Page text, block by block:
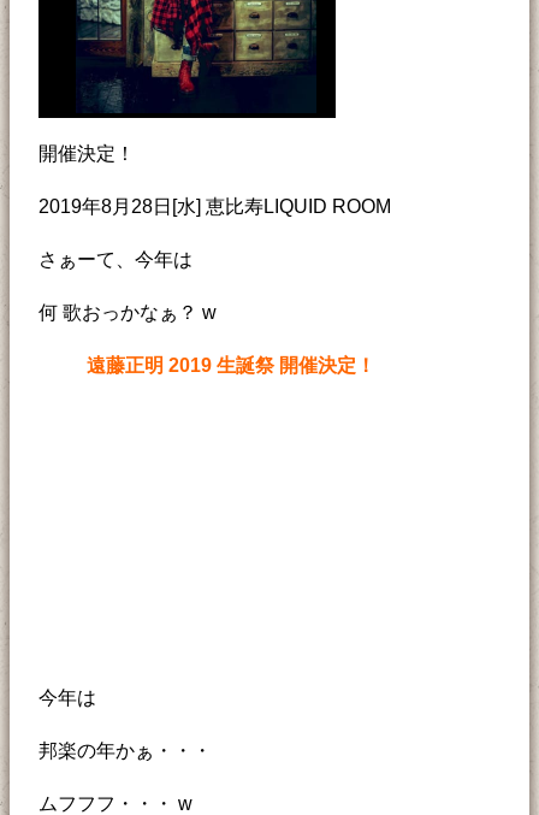
開催決定！
2019年8月28日[水] 恵比寿LIQUID ROOM
さぁーて、今年は
何 歌おっかなぁ？ w
遠藤正明 2019 生誕祭 開催決定！
今年は
邦楽の年かぁ・・・
ムフフフ・・・ w